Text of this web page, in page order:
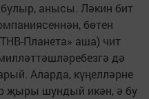
анысы. Ләкин бит
бөтен
Планета» аша) чит
дә
Аларда, күңелләрне
җыры шундый икән, ә бу